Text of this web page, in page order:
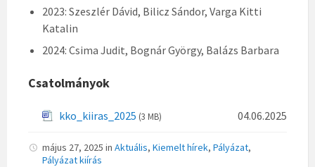
2023: Szeszlér Dávid, Bilicz Sándor, Varga Kitti
Katalin
2024: Csima Judit, Bognár György, Balázs Barbara
Csatolmányok
kko_kiiras_2025 (3 MB) 04.06.2025
május 27, 2025 in Aktuális, Kiemelt hírek, Pályázat,
Pályázat kiírás